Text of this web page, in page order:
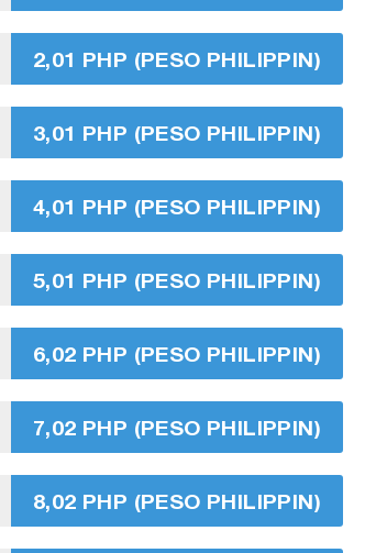
2,01 PHP (PESO PHILIPPIN)
3,01 PHP (PESO PHILIPPIN)
4,01 PHP (PESO PHILIPPIN)
5,01 PHP (PESO PHILIPPIN)
6,02 PHP (PESO PHILIPPIN)
7,02 PHP (PESO PHILIPPIN)
8,02 PHP (PESO PHILIPPIN)